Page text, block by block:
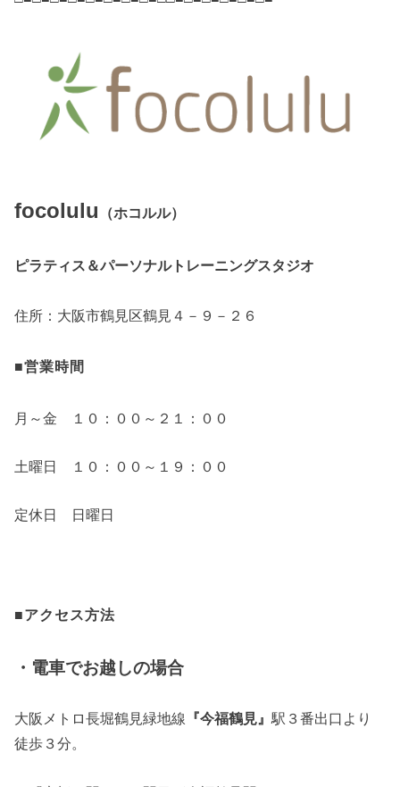
focolulu （ホコルル）
ピラティス＆パーソナルトレーニングスタジオ
住所：大阪市鶴見区鶴見４－９－２６
■営業時間
月～金 １０：００～２１：００
土曜日 １０：００～１９：００
定休日 日曜日
■アクセス方法
・電車でお越しの場合
大阪メトロ長堀鶴見緑地線 『今福鶴見』駅３番出口より
徒歩３分。